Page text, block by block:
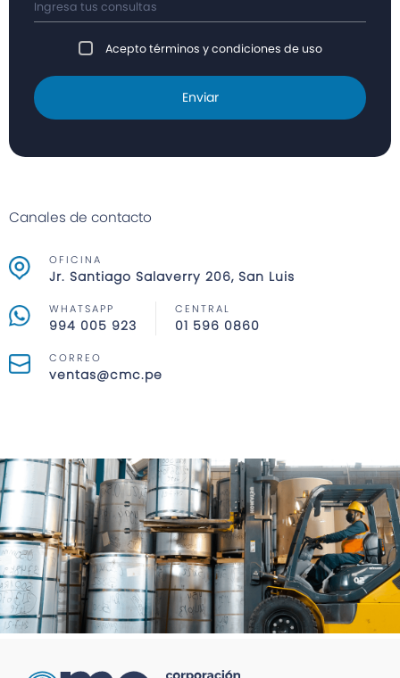
Acepto términos y condiciones de uso
Enviar
Canales de contacto
OFICINA
Jr. Santiago Salaverry 206, San Luis
WHATSAPP
994 005 923
CENTRAL
01 596 0860
CORREO
ventas@cmc.pe